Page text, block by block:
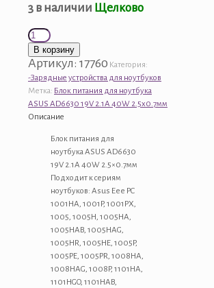
3 в наличии Щелково
Количество
товара
Блок
питания
для
ноутбука
ASUS
2.5x0.7мм
В корзину
Артикул: 17760 Категория:
-Зарядные устройства для ноутбуков
Метка: Блок питания для ноутбука
ASUS AD6630 19V 2.1A 40W 2.5x0.7мм
Описание
Блок питания для
ноутбука ASUS AD6630
19V 2.1A 40W 2.5×0.7мм
Подходит к сериям
ноутбуков: Asus Eee PC
1001HA, 1001P, 1001PX,
1005, 1005H, 1005HA,
1005HAB, 1005HAG,
1005HR, 1005HE, 1005P,
1005PE, 1005PR, 1008HA,
1008HAG, 1008P, 1101HA,
1101HGO, 1101HAB,